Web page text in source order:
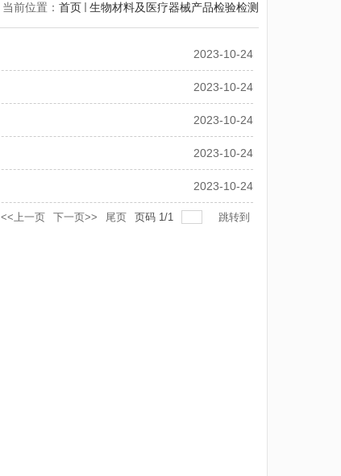
当前位置： 首页 生物材料及医疗器械产品检验检测
2023-10-24
2023-10-24
2023-10-24
2023-10-24
2023-10-24
<<上一页 下一页>> 尾页 页码 1/1 跳转到